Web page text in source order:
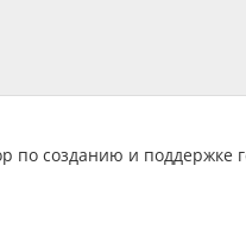
по созданию и поддержке